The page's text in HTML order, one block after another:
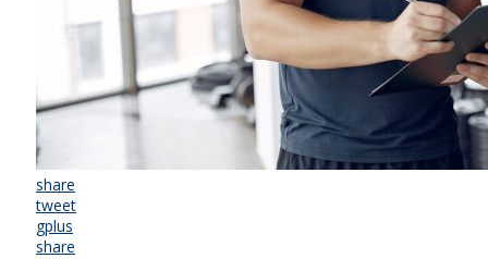
share
tweet
gplus
share